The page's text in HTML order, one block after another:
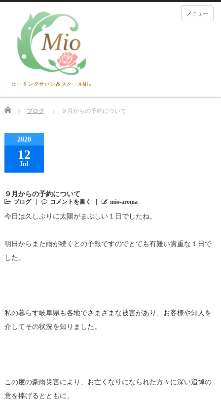
メニュー
Home ブログ ９月からの予約について
2020
12
Jul
９月からの予約について
ブログ コメントを書く mio-aroma
今日は久しぶりに太陽がまぶしい１日でしたね。
明日からまた雨が続くとの予報ですのでとても有難い貴重な１日で
した。
私の暮らす岐阜県も各地でさまざまな被害があり、お客様や知人を
介してその状況を知りました。
この度の豪雨災害により、お亡くなりになられた方々に深い追悼の
意を捧げるとともに、